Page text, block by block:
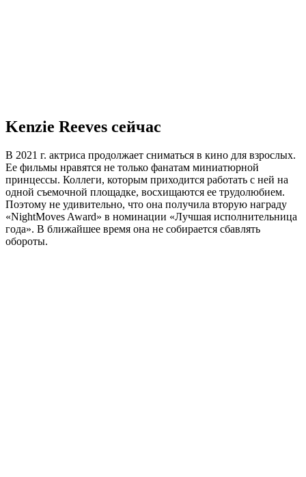
Kenzie Reeves сейчас
В 2021 г. актриса продолжает сниматься в кино для взрослых.
Ее фильмы нравятся не только фанатам миниатюрной
принцессы. Коллеги, которым приходится работать с ней на
одной съемочной площадке, восхищаются ее трудолюбием.
Поэтому не удивительно, что она получила вторую награду
«NightMoves Award» в номинации «Лучшая исполнительница
года». В ближайшее время она не собирается сбавлять
обороты.